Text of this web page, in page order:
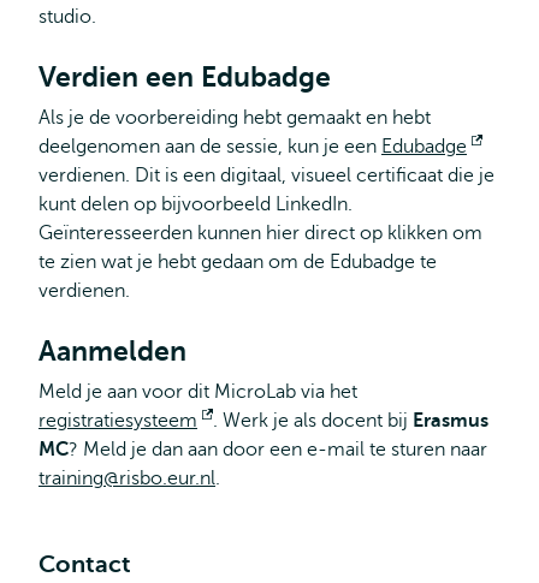
studio.
Verdien een Edubadge
Als je de voorbereiding hebt gemaakt en hebt
deelgenomen aan de sessie, kun je een Edubadge
extern
verdienen. Dit is een digitaal, visueel certificaat die je
kunt delen op bijvoorbeeld LinkedIn.
Geïnteresseerden kunnen hier direct op klikken om
te zien wat je hebt gedaan om de Edubadge te
verdienen.
Aanmelden
Meld je aan voor dit MicroLab via het
registratiesysteem
Opent
extern
. Werk je als docent bij Erasmus
MC? Meld je dan aan door een e-mail te sturen naar
training@risbo.eur.nl.
Contact